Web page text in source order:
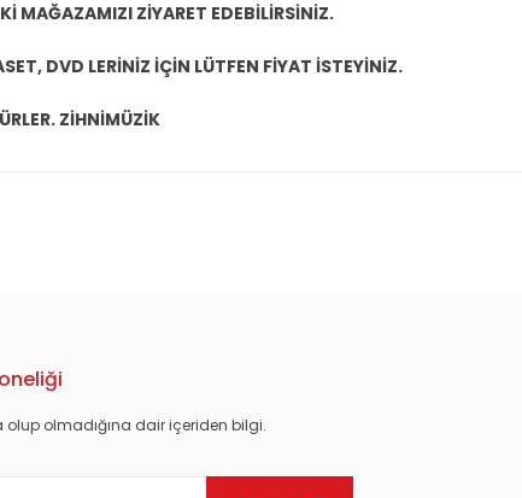
MAĞAZAMIZI ZİYARET EDEBİLİRSİNİZ.
DVD LERİNİZ İÇİN LÜTFEN FİYAT İSTEYİNİZ.
ZİHNİMÜZİK
olup olmadığına dair içeriden bilgi.